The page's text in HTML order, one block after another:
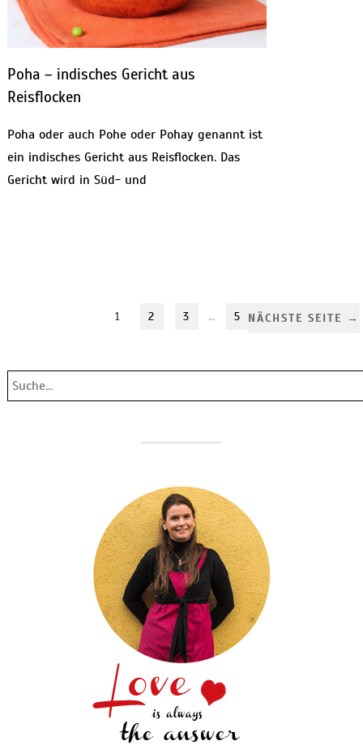
Poha – indisches Gericht aus
Reisflocken
Poha oder auch Pohe oder Pohay genannt ist
ein indisches Gericht aus Reisflocken. Das
Gericht wird in Süd- und
1 2 3 … 5 NÄCHSTE SEITE →